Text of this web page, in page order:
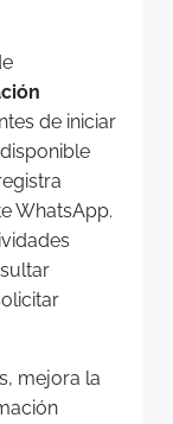
de iniciar
WhatsApp.
mejora la